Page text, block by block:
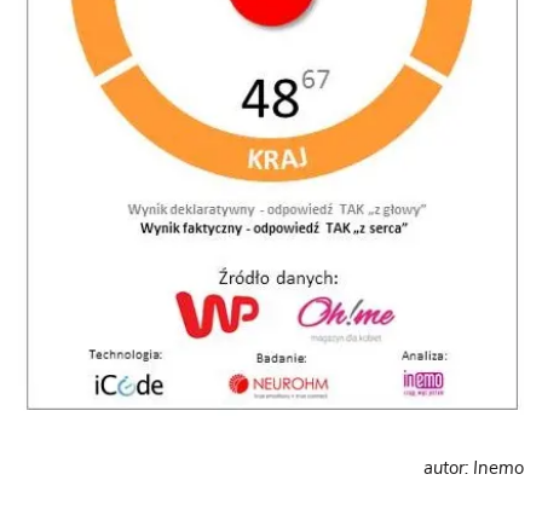
autor: Inemo